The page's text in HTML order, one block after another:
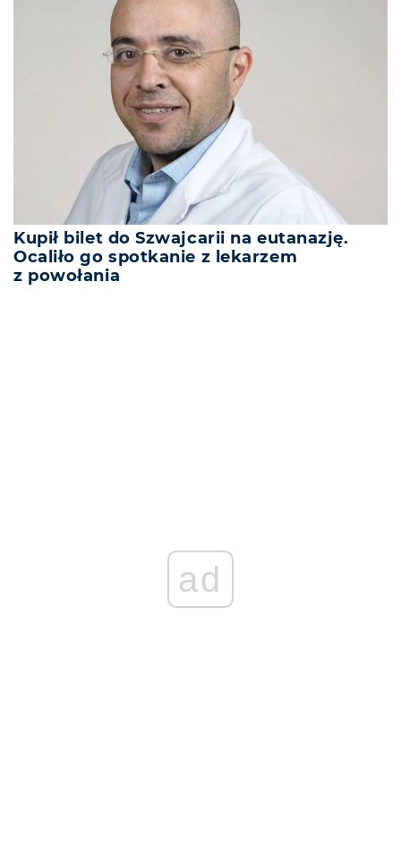
Kupił bilet do Szwajcarii na eutanazję.
Ocaliło go spotkanie z lekarzem
z powołania